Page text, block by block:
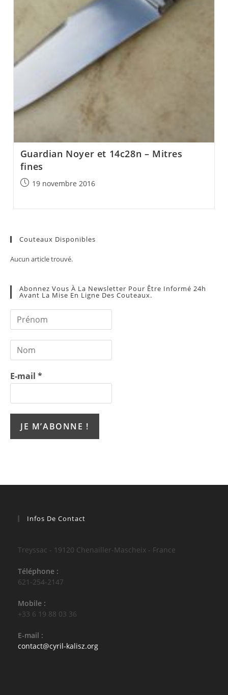
Guardian Noyer et 14c28n – Mitres
fines
Post19 novembre 2016
Couteaux Disponibles
Aucun article trouvé.
Abonnez Vous À La Newsletter Pour Être Informé 24h
Avant La Mise En Ligne Des Couteaux.
E-mail *
Infos De Contact
Treyssac - 19120 Chenailler-Mascheix - France
Téléphone :
621-254-2147
Mobile :
+33 6 19 88 03 36
E-mail :
contact@cyril-kalisz.orgS’ouvre